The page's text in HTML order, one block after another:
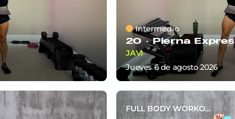
Intermedio
20 ·Pierna Expres
JAVI
jueves 6de agosto 2026
FULL BODY WORKOUT